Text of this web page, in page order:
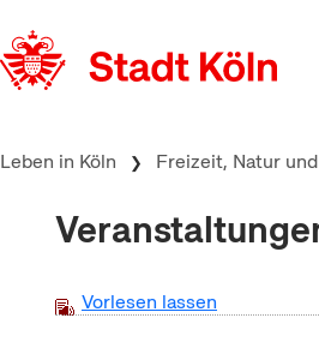
Leben in Köln Freizeit, Natur
Vorlesen lassen